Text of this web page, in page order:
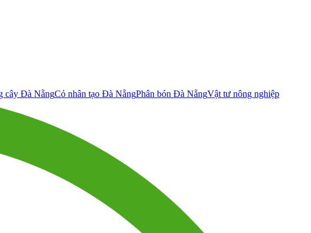
cây Đà NẵngCỏ nhân tạo Đà NẵngPhân bón Đà NẵngVật tư nông nghiệp